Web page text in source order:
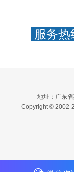
服务热
地址：广东
Copyright © 2002-